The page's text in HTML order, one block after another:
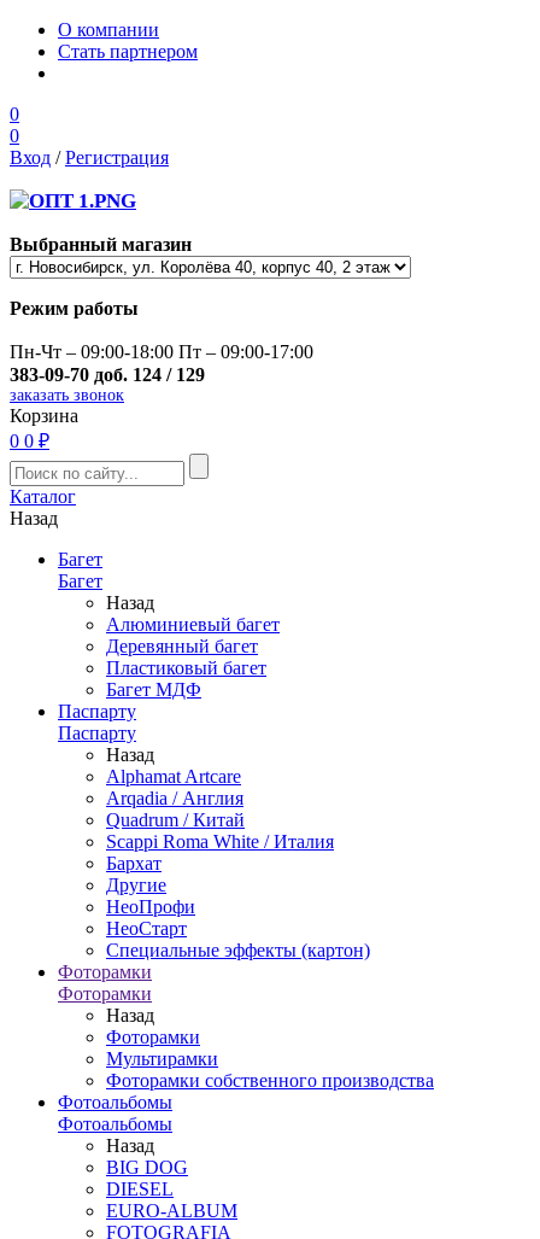
О компании
Стать партнером
0
0
Вход /Регистрация
Выбранный магазин
Режим работы
Пн-Чт – 09:00-18:00 Пт – 09:00-17:00
383-09-70 доб. 124 / 129
заказать звонок
Корзина
0 0 ₽
Каталог
Назад
Багет
Багет
Назад
Алюминиевый багет
Деревянный багет
Пластиковый багет
Багет МДФ
Паспарту
Паспарту
Назад
Alphamat Artcare
Arqadia / Англия
Quadrum / Китай
Scappi Roma White / Италия
Бархат
Другие
НеоПрофи
НеоСтарт
Специальные эффекты (картон)
Фоторамки
Фоторамки
Назад
Фоторамки
Мультирамки
Фоторамки собственного производства
Фотоальбомы
Фотоальбомы
Назад
BIG DOG
DIESEL
EURO-ALBUM
FOTOGRAFIA